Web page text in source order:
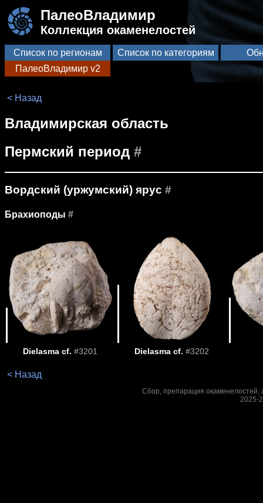
ПалеоВладимир
Коллекция окаменелостей
Список по регионам Список по категориям
ПалеоВладимир v2
< Назад
Владимирская область
Пермский период #
Вордский (уржумский) ярус #
Брахиоподы #
Dielasma cf.#3201 Dielasma cf.#3202
< Назад
Сбор, препарация окаменелостей,
2025-